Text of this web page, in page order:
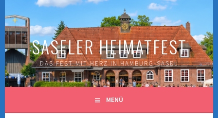
zum
Inhalt
SASELER HEIMATFEST
DAS FEST MIT HERZ IN HAMBURG-SASEL
MENÜ